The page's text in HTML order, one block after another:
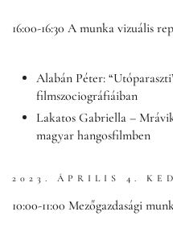
16:00-16:30 A munka vizuális
Alabán Péter:
filmszociográfiáiban
Lakatos Gabriella –
magyar hangosfilmben
2023. ÁPRILIS 4.
10:00-11:00 Mezőgazdasági